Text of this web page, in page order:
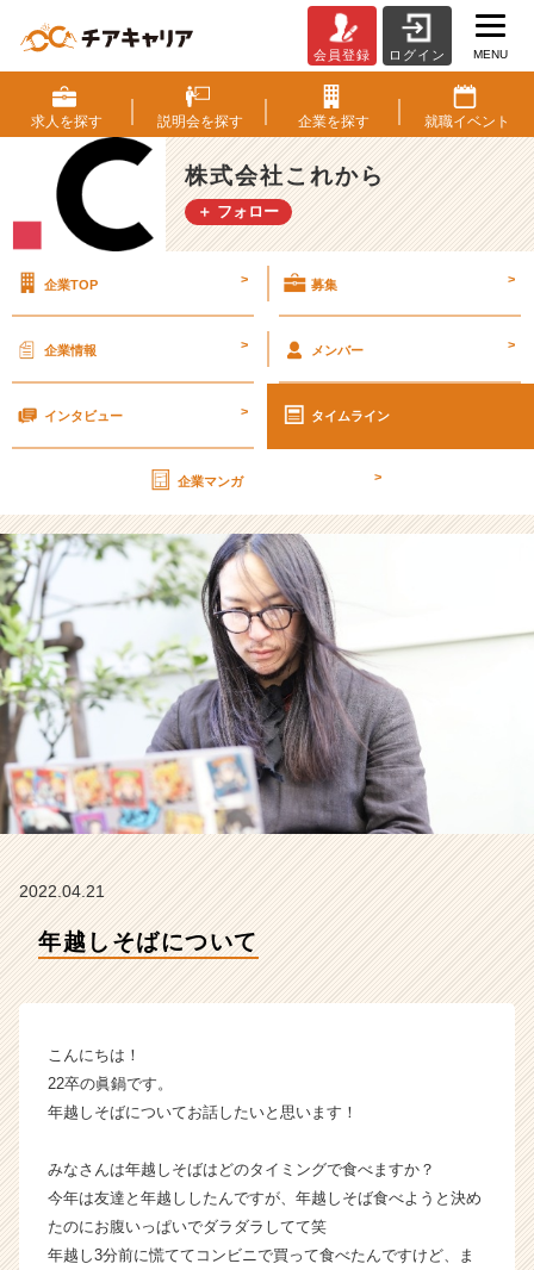
越
し
そ
ば
に
つ
式
こ
の
タ
イ
ム
ラ
イ
ン】
|
ベ
ン
チ
ャ
ー・
成
長
ら
ス
く
活
サ
ト
チ
会員登録 ログイン MENU
求人を探す 説明会を探す 企業を探す 就職イベント
株式会社これから
＋ フォロー
企業TOP > 募集 >
企業情報 > メンバー >
インタビュー > タイムライン
企業マンガ >
2022.04.21
年越しそばについて
こんにちは！
22卒の眞鍋です。
年越しそばについてお話したいと思います！
みなさんは年越しそばはどのタイミングで食べますか？
今年は友達と年越ししたんですが、年越しそば食べようと決め
たのにお腹いっぱいでダラダラしてて笑
年越し3分前に慌ててコンビニで買って食べたんですけど、ま